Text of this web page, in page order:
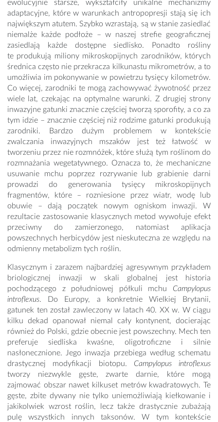
ewolucyjnie starsze, wykształciły unikalne mechanizmy
adaptacyjne, które w warunkach antropopresji stają się ich
największym atutem. Szybko wzrastają, są w stanie zasiedlać
niemalże każde podłoże – w naszej strefie geograficznej
zasiedlają każde dostępne siedlisko. Ponadto rośliny
te produkują miliony mikroskopijnych zarodników, których
średnica często nie przekracza kilkunastu mikrometrów, a to
umożliwia im pokonywanie w powietrzu tysięcy kilometrów.
Co więcej, zarodniki te mogą zachowywać żywotność przez
wiele lat, czekając na optymalne warunki. Z drugiej strony
inwazyjne gatunki znacznie częściej tworzą sporofity, a co za
tym idzie – znacznie częściej niż rodzime gatunki produkują
zarodniki. Bardzo dużym problemem w kontekście
zwalczania inwazyjnych mszaków jest też łatwość w
tworzeniu przez nie rozmnóżek, które służą tym roślinom do
rozmnażania wegetatywnego. Oznacza to, że mechaniczne
usuwanie mchu poprzez rozrywanie lub grabienie darni
prowadzi do generowania tysięcy mikroskopijnych
fragmentów, które – rozniesione przez wiatr, wodę lub
obuwie – dają początek nowym ogniskom inwazji. W
rezultacie zastosowanie klasycznych metod wywołuje efekt
przeciwny do zamierzonego, natomiast aplikacja
powszechnych herbicydów jest nieskuteczna ze względu na
odmienny metabolizm tych roślin.
Klasycznym i zarazem najbardziej agresywnym przykładem
briologicznej inwazji w skali globalnej jest historia
pochodzącego z południowej półkuli mchu Campylopus
introflexus. Do Europy, a konkretnie Wielkiej Brytanii,
gatunek ten został zawleczony w latach 40. XX w. W ciągu
kilku dekad opanował niemal cały kontynent, docierając
również do Polski, gdzie obecnie jest powszechny. Mech ten
preferuje siedliska kwaśne, oligotroficzne i silnie
nasłonecznione. Jego inwazja przebiega według schematu
drastycznej modyfikacji biotopu. Campylopus introflexus
tworzy niezwykle gęste, zwarte darnie, które mogą
zajmować obszar nawet kilkuset metrów kwadratowych. Te
gęste, zbite dywany nie tylko uniemożliwiają kiełkowanie i
jakikolwiek wzrost roślin, lecz także drastycznie zubażają
pulę wszystkich innych taksonów. W tym kontekście